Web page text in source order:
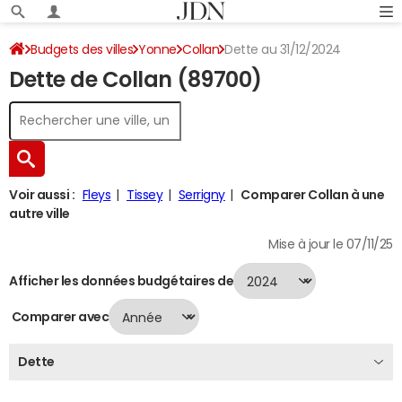
Budgets des villes Yonne Collan Dette au 31/12/2024
Dette de Collan (89700)
Voir aussi : Fleys Tissey Serrigny
Comparer Collan à une
autre ville
Mise à jour le 07/11/25
Afficher les données budgétaires de
Comparer avec
Dette